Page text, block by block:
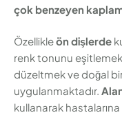
çok benzeyen
Özellikleön dişlerde
renk tonunu
düzeltmek ve doğal
uygulanmaktadır.
kullanarak hastalarına